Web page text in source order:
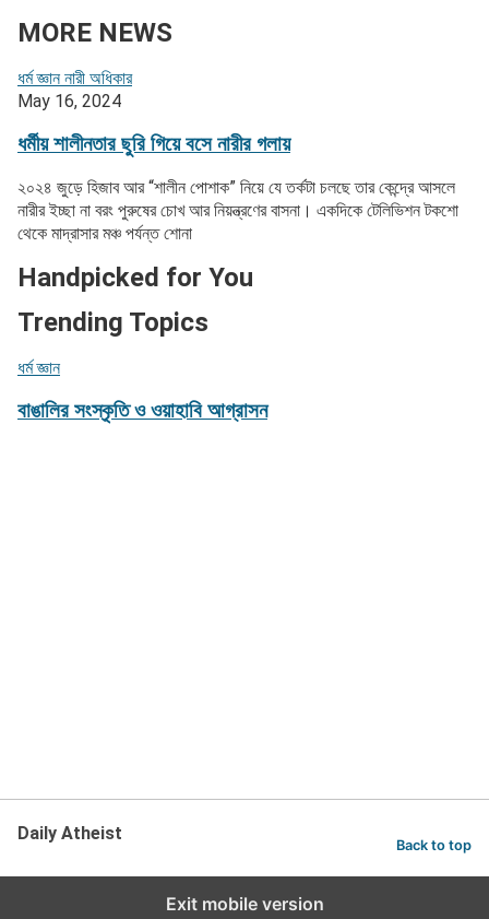
MORE NEWS
ধর্ম জ্ঞাননারী অধিকার
May 16, 2024
ধর্মীয় শালীনতার ছুরি গিয়ে বসে নারীর গলায়
২০২৪ জুড়ে হিজাব আর “শালীন পোশাক” নিয়ে যে তর্কটা চলছে তার কেন্দ্রে আসলে
নারীর ইচ্ছা না বরং পুরুষের চোখ আর নিয়ন্ত্রণের বাসনা। একদিকে টেলিভিশন টকশো
থেকে মাদ্রাসার মঞ্চ পর্যন্ত শোনা
Handpicked for You
Trending Topics
ধর্ম জ্ঞান
বাঙালির সংস্কৃতি ও ওয়াহাবি আগ্রাসন
Daily Atheist
Back to top
Exit mobile version